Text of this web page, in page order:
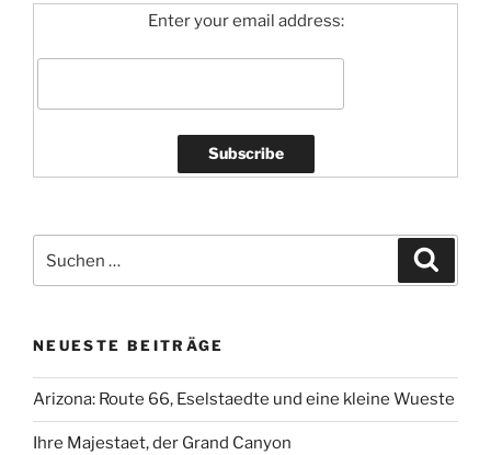
Enter your email address:
nach:
NEUESTE BEITRÄGE
Arizona: Route 66, Eselstaedte und eine kleine Wueste
Ihre Majestaet, der Grand Canyon